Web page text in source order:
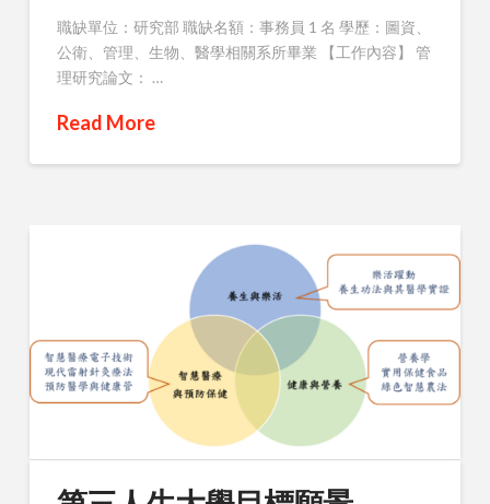
職缺單位：研究部 職缺名額：事務員 1 名 學歷：圖資、
公衛、管理、生物、醫學相關系所畢業 【工作內容】 管
理研究論文： …
Read More